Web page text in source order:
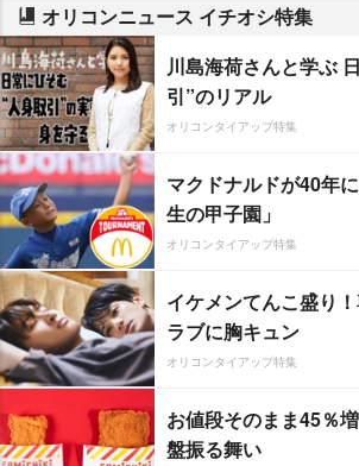
オリコンニュース イチオシ特集
川島海荷さんと学ぶ
引”のリアル
オリコンタイアップ特集
マクドナルドが40年
生の甲子園」
オリコンタイアップ特集
イケメンてんこ盛り
ラブに胸キュン
オリコンタイアップ特集
お値段そのまま45％
盤振る舞い